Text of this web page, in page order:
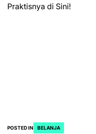
POSTED IN BELANJA